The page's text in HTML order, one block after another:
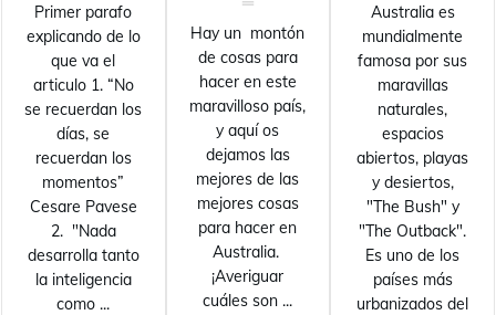
Primer parafo
explicando de lo
que va el
articulo 1. “No
se recuerdan los
días, se
recuerdan los
momentos”
Cesare Pavese
2. "Nada
desarrolla tanto
la inteligencia
como ...
Hay un montón
de cosas para
hacer en este
maravilloso país,
y aquí os
dejamos las
mejores de las
mejores cosas
para hacer en
Australia.
¡Averiguar
cuáles son ...
Australia es
mundialmente
famosa por sus
maravillas
naturales,
espacios
abiertos, playas
y desiertos,
"The Bush" y
"The Outback".
Es uno de los
países más
urbanizados del